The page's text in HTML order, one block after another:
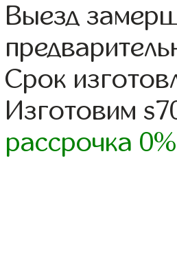
Выезд
Срок
Изготовим
рассрочка